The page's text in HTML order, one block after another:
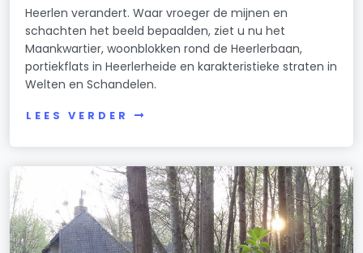
Heerlen verandert. Waar vroeger de mijnen en
schachten het beeld bepaalden, ziet u nu het
Maankwartier, woonblokken rond de Heerlerbaan,
portiekflats in Heerlerheide en karakteristieke straten in
Welten en Schandelen.
LEES VERDER